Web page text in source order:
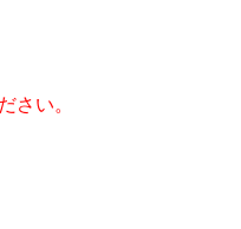
さい。